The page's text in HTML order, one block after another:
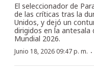
El seleccionador de
de las críticas tras la
Unidos, y dejó un
dirigidos en la antesala
Mundial 2026.
Junio 18, 2026 09:47 p. m. ·